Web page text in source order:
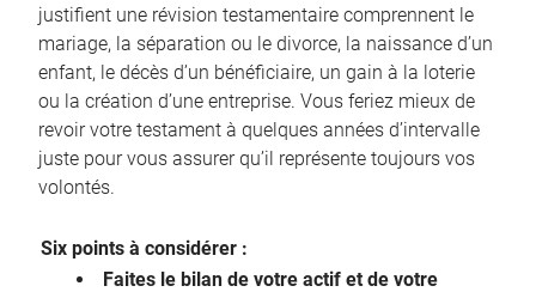
justifient une révision testamentaire comprennent le
mariage, la séparation ou le divorce, la naissance d’un
enfant, le décès d’un bénéficiaire, un gain à la loterie
ou la création d’une entreprise. Vous feriez mieux de
revoir votre testament à quelques années d’intervalle
juste pour vous assurer qu’il représente toujours vos
volontés.
Six points à considérer :
Faites le bilan de votre actif et de votre